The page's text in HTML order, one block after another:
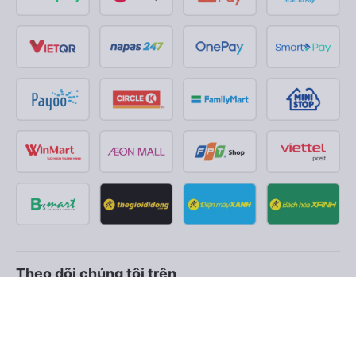
Theo dõi chúng tôi trên